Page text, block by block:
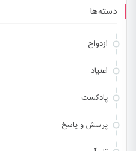
دسته‌ها
ازدواج
اعتیاد
پادکست
پرسش و پاسخ